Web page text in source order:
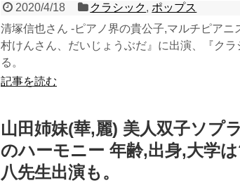
2020/4/18 クラシック, ポップス
清塚信也さん -ピアノ界の貴公子,マルチピアニ
村けんさん、だいじょうぶだ』に出演、『ク
る。
記事を読む
山田姉妹(華,麗) 美人双子ソプ
のハーモニー 年齢,出身,大学
八先生出演も。